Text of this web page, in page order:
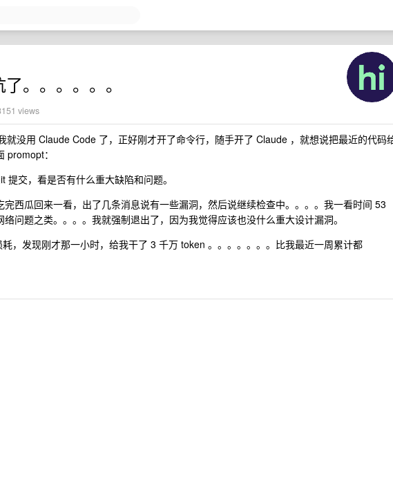
。。。。。。
views
就没用 Claude Code 了，正好刚才开了命令行，随手开了 Claude ，就想说把最近的代码
promopt：
交，看是否有什么重大缺陷和问题。
西瓜回来一看，出了几条消息说有一些漏洞，然后说继续检查中。。。。我一看时间 53
问题之类。。。。我就强制退出了，因为我觉得应该也没什么重大设计漏洞。
，发现刚才那一小时，给我干了 3 千万 token 。。。。。。。比我最近一周累计都